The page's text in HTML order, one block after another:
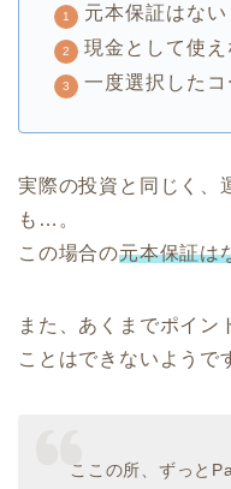
元本保証はない
現金として使え
一度選択した
実際の投資と同じく、
も…。
この場合の元本保証は
また、あくまでポイン
ことはできないようで
ここの所、ずっと